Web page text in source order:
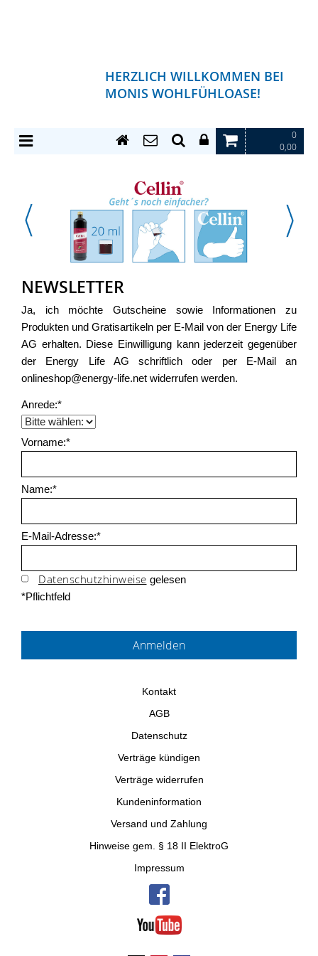
HERZLICH WILLKOMMEN BEI
MONIS WOHLFÜHLOASE!
0
0,00
NEWSLETTER
Ja, ich möchte Gutscheine sowie Informationen zu
Produkten und Gratisartikeln per E-Mail von der Energy Life
AG erhalten. Diese Einwilligung kann jederzeit gegenüber
der Energy Life AG schriftlich oder per E-Mail an
onlineshop@energy-life.net widerrufen werden.
Anrede:*
Vorname:*
Name:*
E-Mail-Adresse:*
Datenschutzhinweise gelesen
*Pflichtfeld
Kontakt
AGB
Datenschutz
Verträge kündigen
Verträge widerrufen
Kundeninformation
Versand und Zahlung
Hinweise gem. § 18 II ElektroG
Impressum